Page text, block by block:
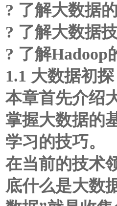
? 了解大数据
? 了解大数据
? 了解Hadoop
1.1 大数据初探
本章首先介绍
掌握大数据的
学习的技巧。
在当前的技术
底什么是大数